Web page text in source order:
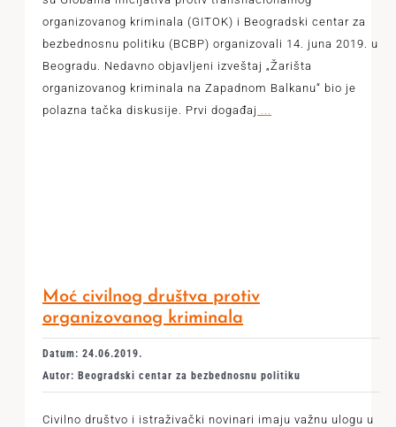
organizovanog kriminala (GITOK) i Beogradski centar za
bezbednosnu politiku (BCBP) organizovali 14. juna 2019. u
Beogradu. Nedavno objavljeni izveštaj „Žarišta
organizovanog kriminala na Zapadnom Balkanu“ bio je
polazna tačka diskusije. Prvi događaj ...
Moć civilnog društva protiv
organizovanog kriminala
Datum: 24.06.2019.
Autor: Beogradski centar za bezbednosnu politiku
Civilno društvo i istraživački novinari imaju važnu ulogu u